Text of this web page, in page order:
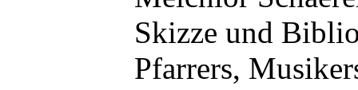
Skizze und
Pfarrers,